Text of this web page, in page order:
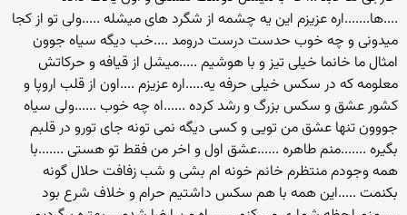
....ها.......اره عزیزم این یه چشمه از شگرد های میشله .....ولی تو از کجا
میدونی و چه خوب حدست درست درومد ....خب دیگه سیاه جوون
امثال ما خانما خیلی تیز و با هوشیم .....میشل از قیافه و حرکاتش
معلومه که در سکس خیلی حرفه یه.....اره عزیزم ....اون از قلب اروپا و
کشور عشق و سکس بزرگ و رشد کرده ......اه چه خوب ......ولی سیاه
جووون تنها عشق من تویی و کسی دیگه نمی تونه جای تورو در قلبم
بگیره .......منم طاهره ......عشق اول و اخر من فقط تو هستی .......با
همه وجودم منتظرم خانم خونه ام بشی و شب زفافت حلال گونه
بکنمت .....این همه با هم سکس داشتیم حرام و خلاف شرع بود